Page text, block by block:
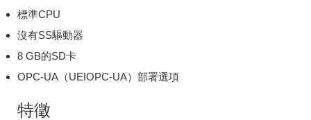
標準CPU
沒有SS驅動器
8 GB的SD卡
OPC-UA（UEIOPC-UA）部署選項
特徵